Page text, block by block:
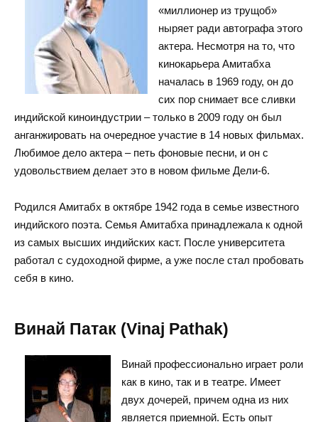
«миллионер из трущоб»
ныряет ради автографа этого
актера. Несмотря на то, что
кинокарьера Амитабха
началась в 1969 году, он до
сих пор снимает все сливки
индийской киноиндустрии – только в 2009 году он был
анганжировать на очередное участие в 14 новых фильмах.
Любимое дело актера – петь фоновые песни, и он с
удовольствием делает это в новом фильме Дели-6.
Родился Амитабх в октябре 1942 года в семье известного
индийского поэта. Семья Амитабха принадлежала к одной
из самых высших индийских каст. После университета
работал с судоходной фирме, а уже после стал пробовать
себя в кино.
Винай Патак (Vinaj Pathak)
Винай профессионально играет роли
как в кино, так и в театре. Имеет
двух дочерей, причем одна из них
является приемной. Есть опыт